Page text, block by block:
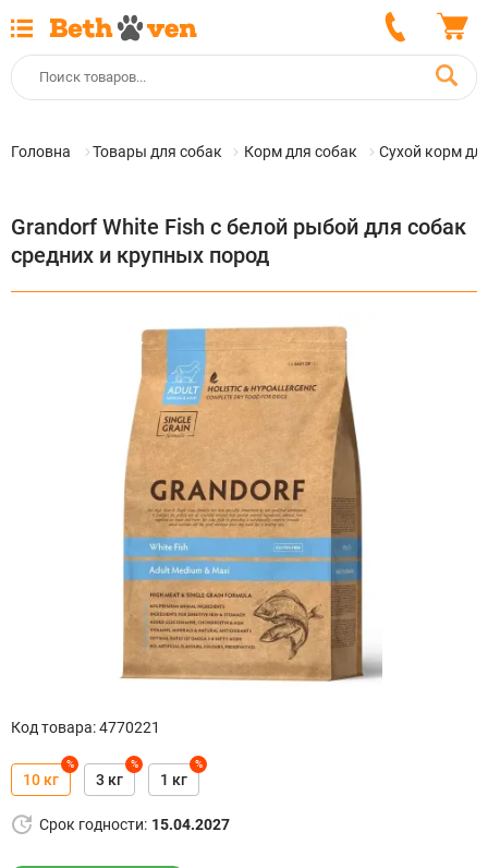
Головна Товары для собак Корм для собак Сухой корм
Grandorf White Fish с белой рыбой для собак
средних и крупных пород
Код товара:4770221
10 кг
%
3 кг
%
1 кг
%
Срок годности: 15.04.2027